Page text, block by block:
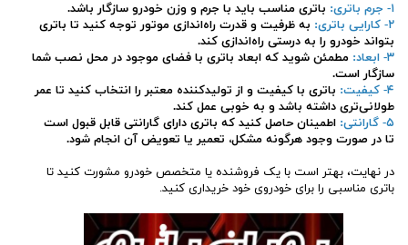
۱- جرم باتری:
باتری مناسب باید با جرم و وزن خودرو سازگار باشد.
۲- کارایی باتری:
به ظرفیت و قدرت راه‌اندازی موتور توجه کنید تا باتری
بتواند خودرو را به درستی راه‌اندازی کند.
۳- ابعاد:
مطمئن شوید که ابعاد باتری با فضای موجود در محل نصب شما
سازگار است.
۴- کیفیت:
باتری با کیفیت و از تولیدکننده معتبر را انتخاب کنید تا عمر
طولانی‌تری داشته باشد و به خوبی عمل کند.
۵- گارانتی:
اطمینان حاصل کنید که باتری دارای گارانتی قابل قبول است
تا در صورت وجود هرگونه مشکل، تعمیر یا تعویض آن انجام شود.
در نهایت، بهتر است با یک فروشنده یا متخصص خودرو مشورت کنید تا
باتری مناسبی را برای خودروی خود خریداری کنید.